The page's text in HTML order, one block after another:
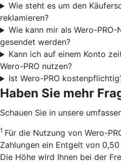
Wie steht es um den
reklamieren?
Wie kann mir als Wero-
gesendet werden?
Kann ich auf einem Konto
Wero-PRO nutzen?
Ist Wero-PRO
Haben Sie mehr
Schauen Sie in unsere
1 Für die Nutzung von Wero-
Zahlungen ein Entgelt von
Die Höhe wird Ihnen bei der